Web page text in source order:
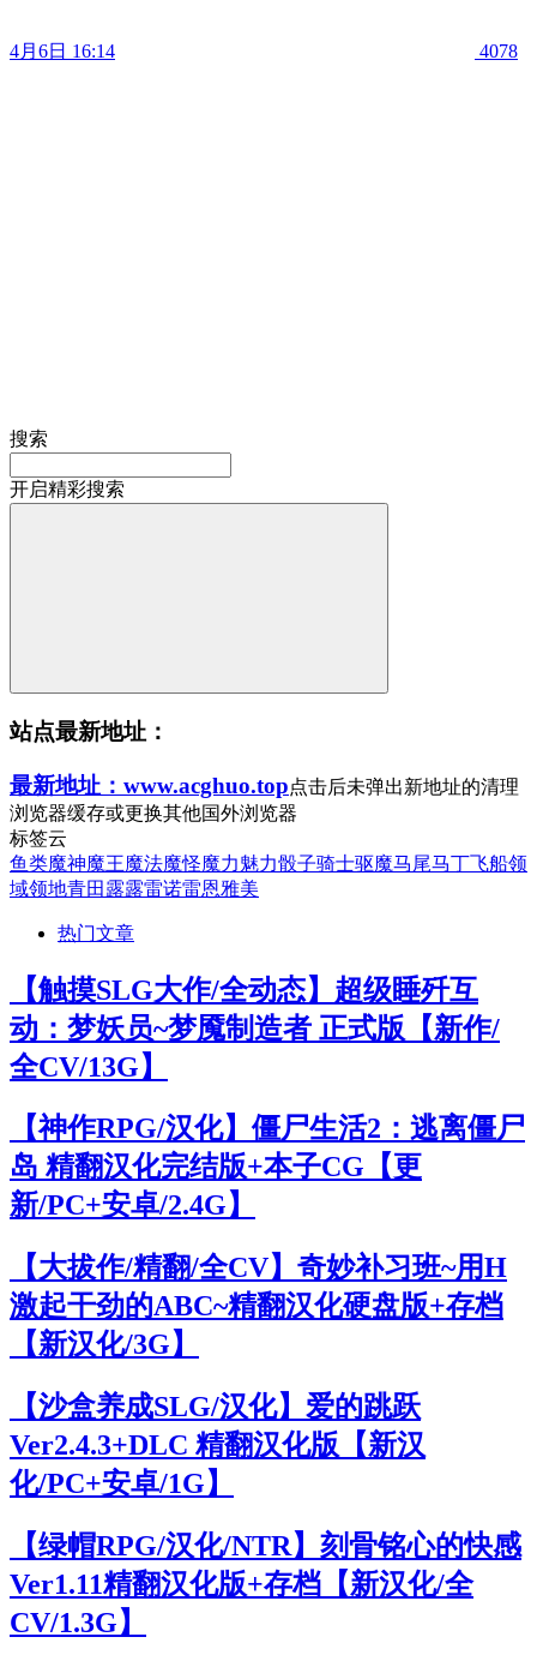
4月6日 16:14 4078
搜索
开启精彩搜索
站点最新地址：
最新地址：www.acghuo.top点击后未弹出新地址的清理
浏览器缓存或更换其他国外浏览器
标签云
鱼类魔神魔王魔法魔怪魔力魅力骰子骑士驱魔马尾马丁飞船领
域领地青田 露露雷诺雷恩雅美
热门文章
【触摸SLG大作/全动态】超级睡歼互
动：梦妖员~梦魇制造者 正式版【新作/
全CV/13G】
【神作RPG/汉化】僵尸生活2：逃离僵尸
岛 精翻汉化完结版+本子CG【更
新/PC+安卓/2.4G】
【大拔作/精翻/全CV】奇妙补习班~用H
激起干劲的ABC~精翻汉化硬盘版+存档
【新汉化/3G】
【沙盒养成SLG/汉化】爱的跳跃
Ver2.4.3+DLC 精翻汉化版【新汉
化/PC+安卓/1G】
【绿帽RPG/汉化/NTR】刻骨铭心的快感
Ver1.11精翻汉化版+存档【新汉化/全
CV/1.3G】